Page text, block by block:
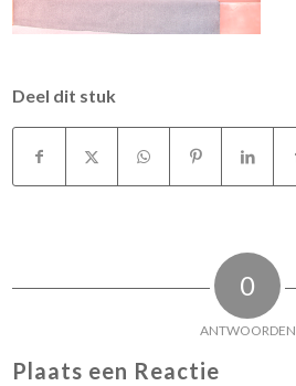
Deel dit stuk
0
ANTWOORDEN
Plaats een Reactie